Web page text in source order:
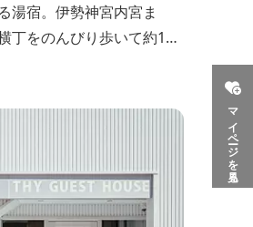
マイページを見る
湯宿。伊勢神宮内宮ま
丁をのんびり歩いて約15
る豊かな森は、そのまま
になる宿です。 館内には2